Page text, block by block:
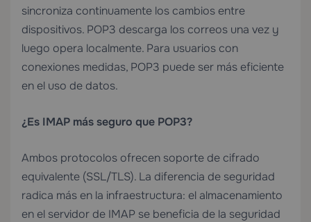
sincroniza continuamente los cambios entre
dispositivos. POP3 descarga los correos una vez y
luego opera localmente. Para usuarios con
conexiones medidas, POP3 puede ser más eficiente
en el uso de datos.
¿Es IMAP más seguro que POP3?
Ambos protocolos ofrecen soporte de cifrado
equivalente (SSL/TLS). La diferencia de seguridad
radica más en la infraestructura: el almacenamiento
en el servidor de IMAP se beneficia de la seguridad